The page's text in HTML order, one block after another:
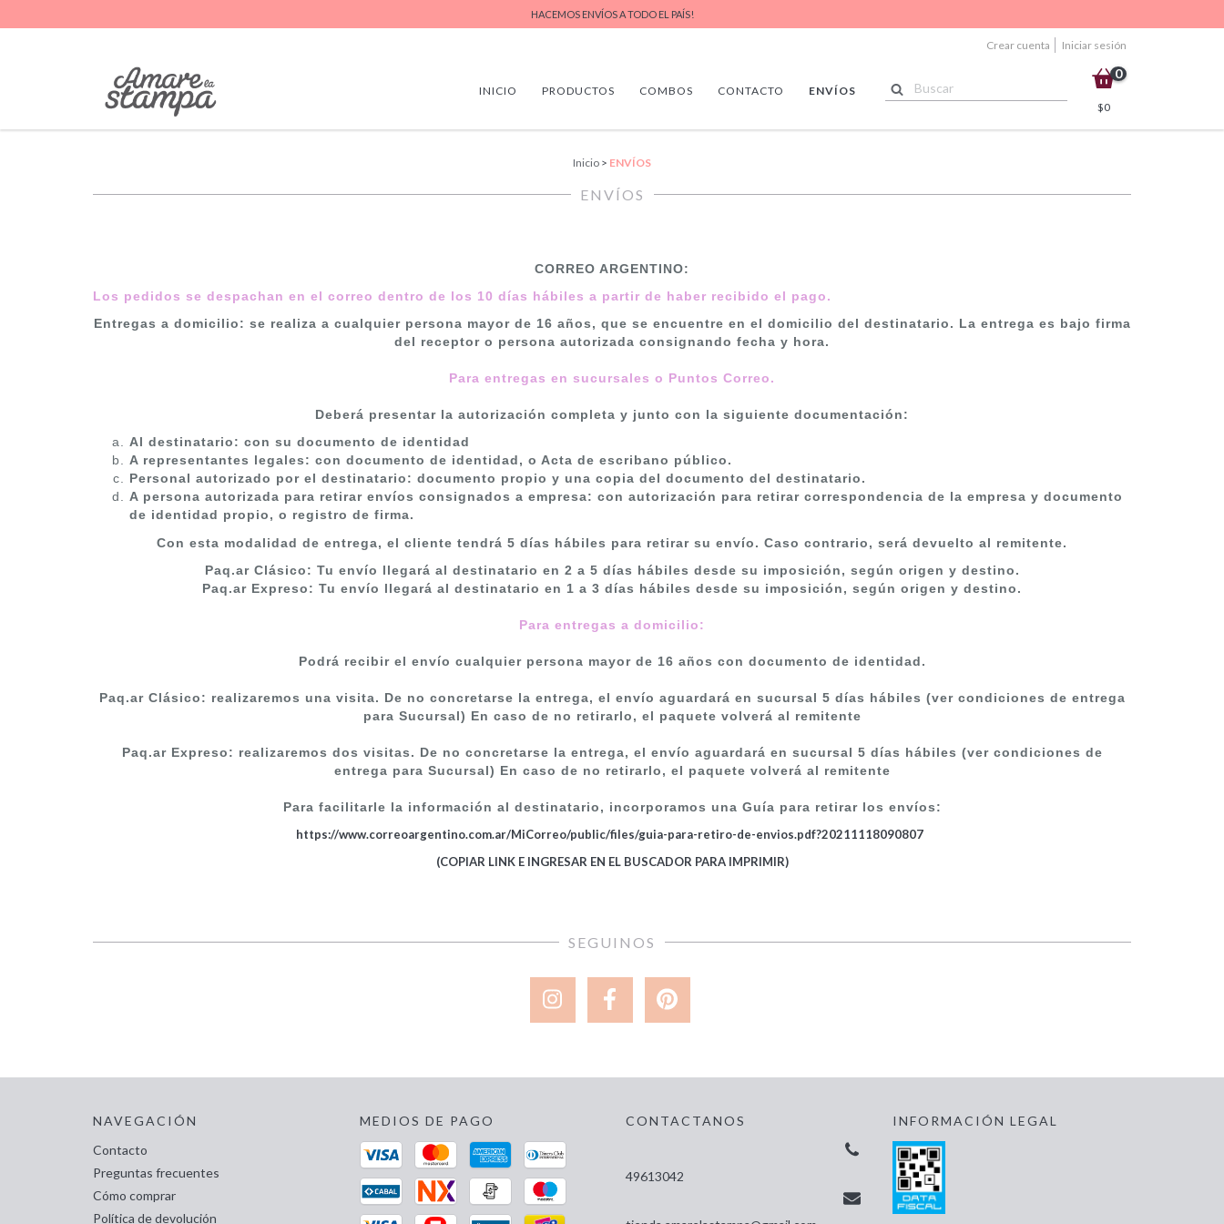
HACEMOS ENVÍOS A TODO EL PAÍS!
Crear cuenta Iniciar sesión
INICIO PRODUCTOS COMBOS CONTACTO ENVÍOS
0
$0
Inicio > ENVÍOS
ENVÍOS
CORREO ARGENTINO:
Los pedidos se despachan en el correo dentro de los 10 días hábiles a partir de haber recibido el pago.
Entregas a domicilio: se realiza a cualquier persona mayor de 16 años, que se encuentre en el domicilio del destinatario. La entrega es bajo firma
del receptor o persona autorizada consignando fecha y hora.
Para entregas en sucursales o Puntos Correo.
Deberá presentar la autorización completa y junto con la siguiente documentación:
Al destinatario: con su documento de identidad
A representantes legales: con documento de identidad, o Acta de escribano público.
Personal autorizado por el destinatario: documento propio y una copia del documento del destinatario.
A persona autorizada para retirar envíos consignados a empresa: con autorización para retirar correspondencia de la empresa y documento
de identidad propio, o registro de firma.
Con esta modalidad de entrega, el cliente tendrá 5 días hábiles para retirar su envío. Caso contrario, será devuelto al remitente.
Paq.ar Clásico: Tu envío llegará al destinatario en 2 a 5 días hábiles desde su imposición, según origen y destino.
Paq.ar Expreso: Tu envío llegará al destinatario en 1 a 3 días hábiles desde su imposición, según origen y destino.
Para entregas a domicilio:
Podrá recibir el envío cualquier persona mayor de 16 años con documento de identidad.
Paq.ar Clásico: realizaremos una visita. De no concretarse la entrega, el envío aguardará en sucursal 5 días hábiles (ver condiciones de entrega
para Sucursal) En caso de no retirarlo, el paquete volverá al remitente
Paq.ar Expreso: realizaremos dos visitas. De no concretarse la entrega, el envío aguardará en sucursal 5 días hábiles (ver condiciones de
entrega para Sucursal) En caso de no retirarlo, el paquete volverá al remitente
Para facilitarle la información al destinatario, incorporamos una Guía para retirar los envíos:
https://www.correoargentino.com.ar/MiCorreo/public/files/guia-para-retiro-de-envios.pdf?20211118090807
(COPIAR LINK E INGRESAR EN EL BUSCADOR PARA IMPRIMIR)
SEGUINOS
NAVEGACIÓN
Contacto
Preguntas frecuentes
Cómo comprar
Política de devolución
MEDIOS DE PAGO CONTACTANOS
49613042
INFORMACIÓN LEGAL